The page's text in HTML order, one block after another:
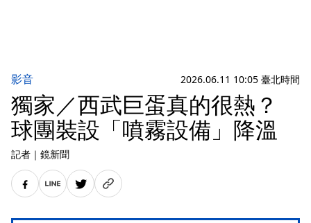
影音 2026.06.11 10:05 臺北時間
獨家／西武巨蛋真的很熱？
球團裝設「噴霧設備」降溫
記者 ｜ 鏡新聞